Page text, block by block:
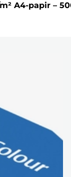
A4-papir –